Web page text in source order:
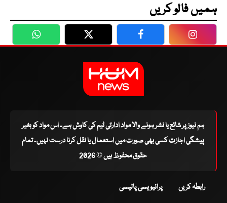
ہمیں فالو کریں
WhatsApp Twitter Facebook
ہم نیوز پر شائع یا نشر ہونے والا مواد ادارتی ٹیم کی کاوش ہے۔ اس مواد کو بغیر
پیشگی اجازت کسی بھی صورت میں استعمال یا نقل کرنا درست نہیں۔ تمام
حقوق محفوظ ہیں © 2026
رابطہ کریں پرائیویسی پالیسی